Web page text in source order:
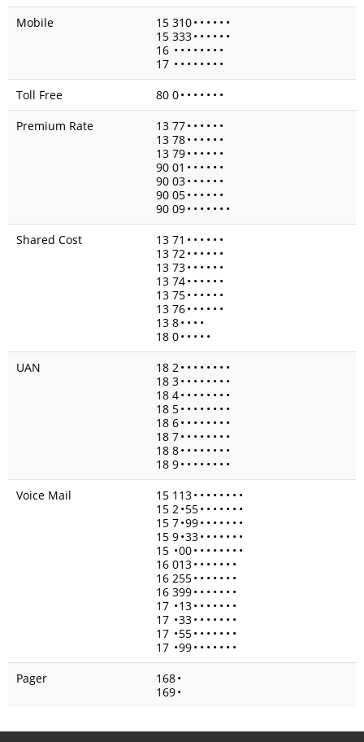
Mobile
15 310• • • • • •
15 333• • • • • •
16 • • • • • • • •
17 • • • • • • • •
Toll Free
80 0• • • • • • •
Premium Rate
13 77• • • • • •
13 78• • • • • •
13 79• • • • • •
90 01 • • • • • •
90 03• • • • • •
90 05• • • • • •
90 09• • • • • • •
Shared Cost
13 71 • • • • • •
13 72• • • • • •
13 73• • • • • •
13 74• • • • • •
13 75• • • • • •
13 76• • • • • •
13 8• • • •
18 0• • • • •
UAN
18 2• • • • • • • •
18 3• • • • • • • •
18 4• • • • • • • •
18 5• • • • • • • •
18 6• • • • • • • •
18 7• • • • • • • •
18 8• • • • • • • •
18 9• • • • • • • •
Voice Mail
15 113• • • • • • • •
15 2•55• • • • • • •
15 7•99• • • • • • •
15 9•33• • • • • • •
15 •00• • • • • • • •
16 013• • • • • • •
16 255• • • • • • •
16 399• • • • • • •
17 •13• • • • • • •
17 •33• • • • • • •
17 •55• • • • • • •
17 •99• • • • • • •
Pager
168•
169•